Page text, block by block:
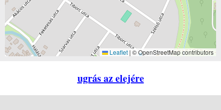
Leaflet | © OpenStreetMap contributors
ugrás az elejére